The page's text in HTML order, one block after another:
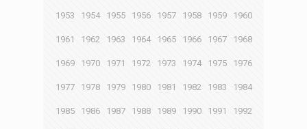
1953 1954 1955 1956 1957 1958 1959 1960
1961 1962 1963 1964 1965 1966 1967 1968
1969 1970 1971 1972 1973 1974 1975 1976
1977 1978 1979 1980 1981 1982 1983 1984
1985 1986 1987 1988 1989 1990 1991 1992